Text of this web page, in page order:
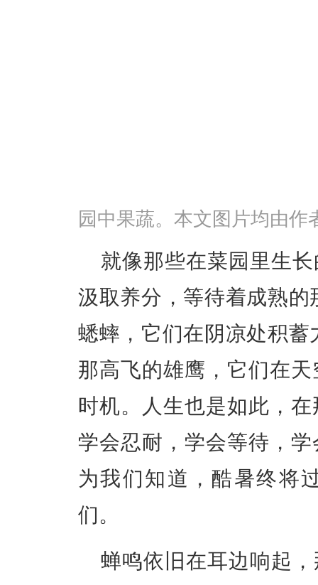
园中果蔬。本文图片均由作
就像那些在菜园里生
汲取养分，等待着成熟
蟋蟀，它们在阴凉处积
那高飞的雄鹰，它们在
时机。人生也是如此，
学会忍耐，学会等待，
为我们知道，酷暑终将
们。
蝉鸣依旧在耳边响起